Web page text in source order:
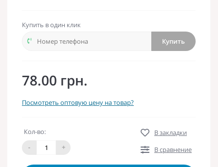
Купить в один клик
Купить
78.00 грн.
Посмотреть оптовую цену на товар?
Кол-во:
-
+
В закладки
В сравнение